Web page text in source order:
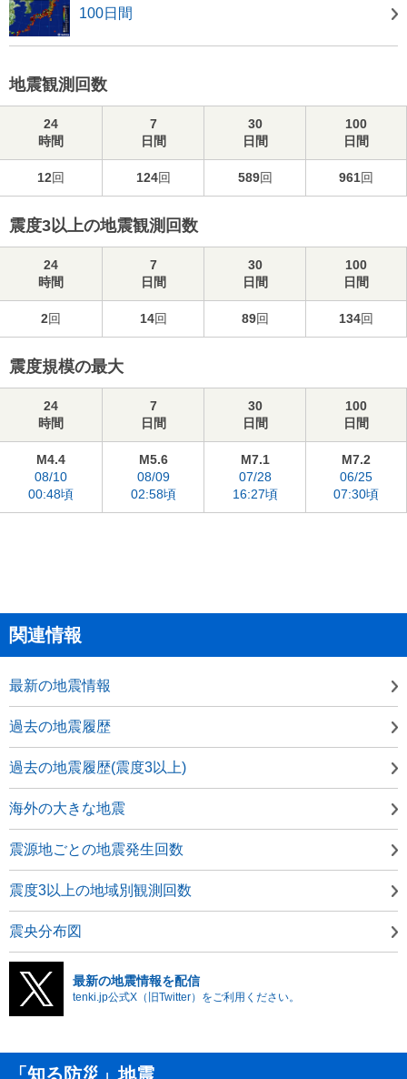
100日間
地震観測回数
24
時間
7
日間
30
日間
100
日間
12回 124回 589回 961回
震度3以上の地震観測回数
24
時間
7
日間
30
日間
100
日間
2回 14回 89回 134回
震度規模の最大
24
時間
7
日間
30
日間
100
日間
M4.4
08/10
00:48頃
M5.6
08/09
02:58頃
M7.1
07/28
16:27頃
M7.2
06/25
07:30頃
関連情報
最新の地震情報
過去の地震履歴
過去の地震履歴(震度3以上)
海外の大きな地震
震源地ごとの地震発生回数
震度3以上の地域別観測回数
震央分布図
最新の地震情報を配信
tenki.jp公式X（旧Twitter）をご利用ください。
「知る防災」地震